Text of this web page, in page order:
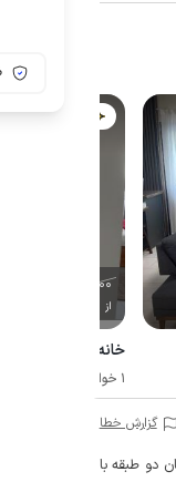
مـمـتــــــاز
5٬000٬000
از
خانه مبله در برج
1 خوابه . 66 متر . تا 4 مهمان
گزارش خطا
دو طبقه با